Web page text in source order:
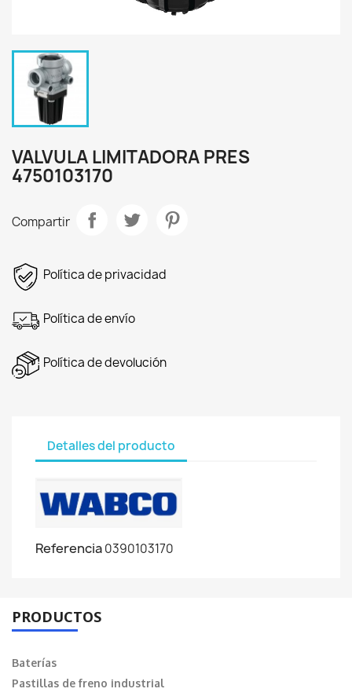
VALVULA LIMITADORA PRES
4750103170
Compartir
Política de privacidad
Política de envío
Política de devolución
Detalles del producto
Referencia0390103170
PRODUCTOS
Baterías
Pastillas de freno industrial